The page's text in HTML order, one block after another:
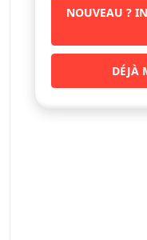
NOUVEAU ?
DÉJÀ